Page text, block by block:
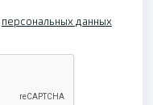
персональных данных